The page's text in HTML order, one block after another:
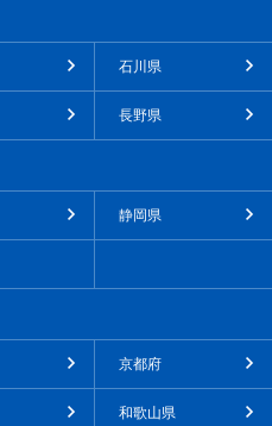
石川県
長野県
静岡県
京都府
和歌山県